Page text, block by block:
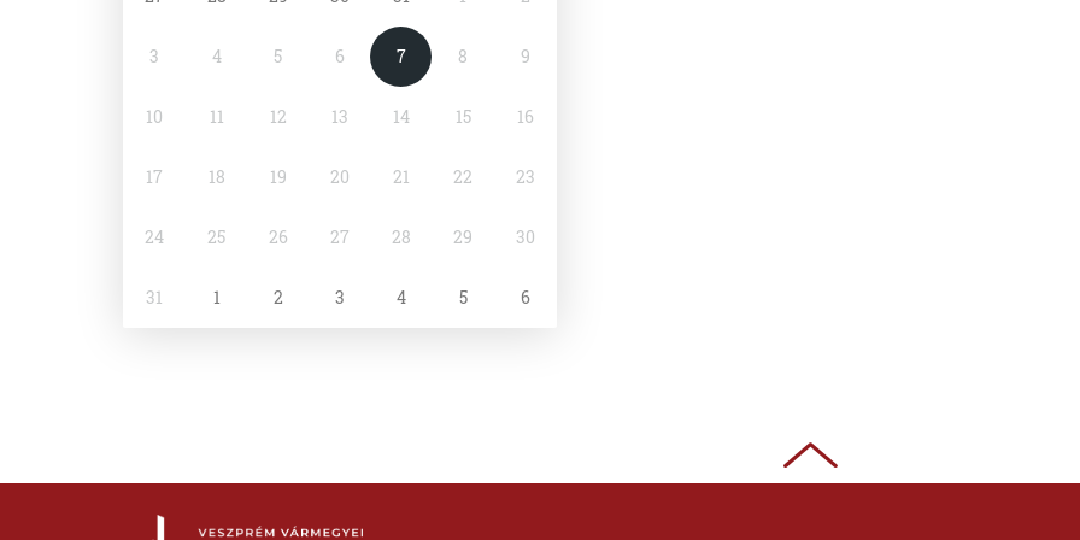
3 4 5 6 7 8 9
10 11 12 13 14 15 16
17 18 19 20 21 22 23
24 25 26 27 28 29 30
31 1 2 3 4 5 6